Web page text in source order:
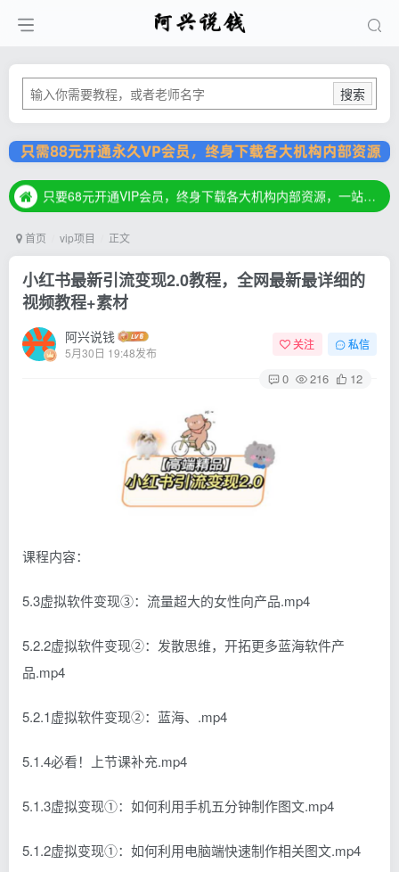
搜索
只要68元开通VIP会员，终身下载各大机构内部资源，一站式草根创业基地，最新最强网赚教程大全，小投入，大回报！
只要68元开通VIP会员，终身下载各大机构内部资源，一站式草根创业基地，最新最强网赚教程大全，小投入，大回报！
首页 vip项目 正文
小红书最新引流变现2.0教程，全网最新最详细的
视频教程+素材
阿兴说钱
5月30日 19:48发布
关注 私信
0 216 12
课程内容：
5.3虚拟软件变现③：流量超大的女性向产品.mp4
5.2.2虚拟软件变现②：发散思维，开拓更多蓝海软件产
品.mp4
5.2.1虚拟软件变现②：蓝海、.mp4
5.1.4必看！上节课补充.mp4
5.1.3虚拟变现①：如何利用手机五分钟制作图文.mp4
5.1.2虚拟变现①：如何利用电脑端快速制作相关图文.mp4